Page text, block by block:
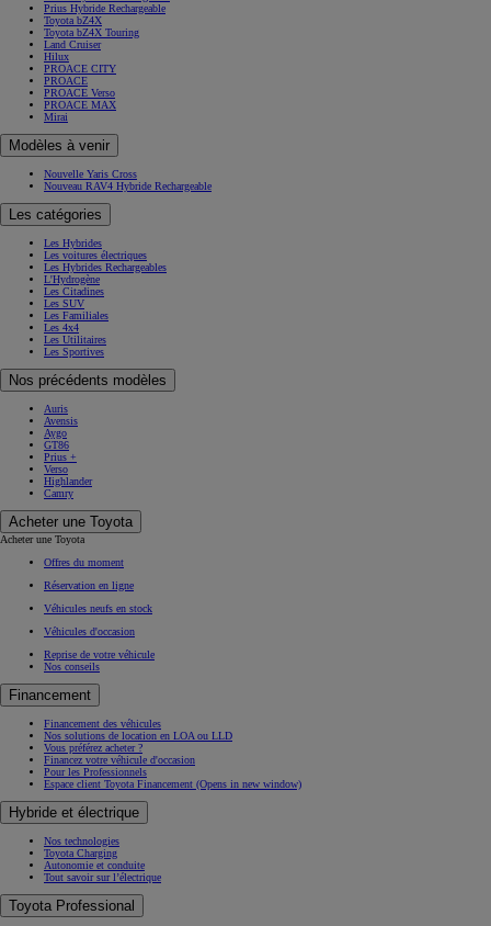
Prius Hybride Rechargeable
Toyota bZ4X
Toyota bZ4X Touring
Land Cruiser
Hilux
PROACE CITY
PROACE
PROACE Verso
PROACE MAX
Mirai
Modèles à venir
Nouvelle Yaris Cross
Nouveau RAV4 Hybride Rechargeable
Les catégories
Les Hybrides
Les voitures électriques
Les Hybrides Rechargeables
L'Hydrogène
Les Citadines
Les SUV
Les Familiales
Les 4x4
Les Utilitaires
Les Sportives
Nos précédents modèles
Auris
Avensis
Aygo
GT86
Prius +
Verso
Highlander
Camry
Acheter une Toyota
Acheter une Toyota
Offres du moment
Réservation en ligne
Véhicules neufs en stock
Véhicules d'occasion
Reprise de votre véhicule
Nos conseils
Financement
Financement des véhicules
Nos solutions de location en LOA ou LLD
Vous préférez acheter ?
Financez votre véhicule d'occasion
Pour les Professionnels
Espace client Toyota Financement (Opens in new window)
Hybride et électrique
Nos technologies
Toyota Charging
Autonomie et conduite
Tout savoir sur l’électrique
Toyota Professional